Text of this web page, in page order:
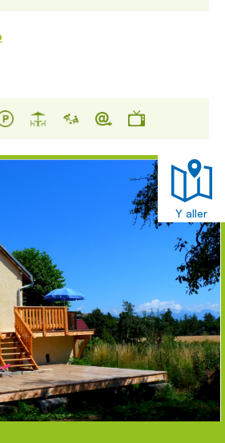
Y aller